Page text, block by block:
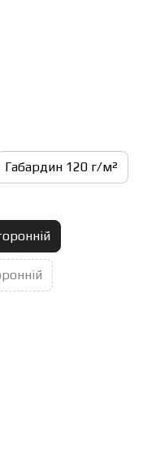
Габардин 120 г/м²